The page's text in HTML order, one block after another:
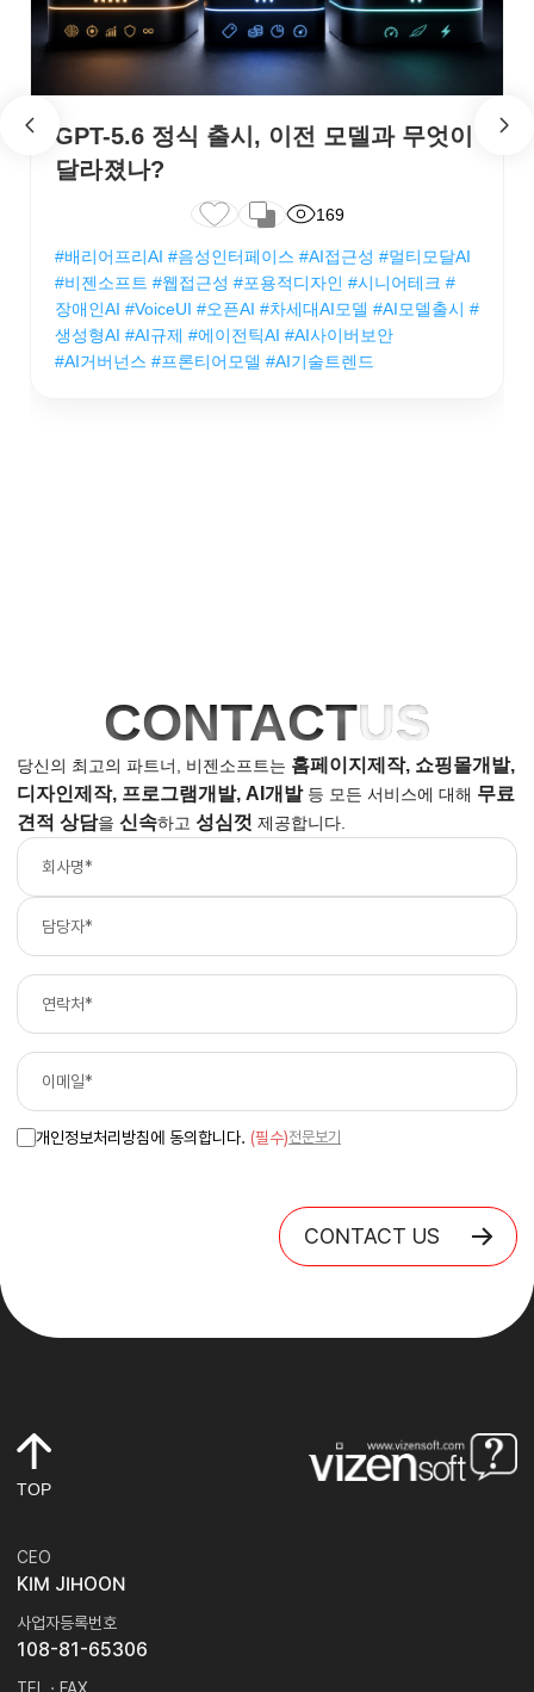
GPT-5.6 정식 출시, 이전 모델과 무엇이
달라졌나?
169
#배리어프리AI #음성인터페이스 #AI접근성 #멀티모달AI
#비젠소프트 #웹접근성 #포용적디자인 #시니어테크 #
장애인AI #VoiceUI #오픈AI #차세대AI모델 #AI모델출시 #
생성형AI #AI규제 #에이전틱AI #AI사이버보안
#AI거버넌스 #프론티어모델 #AI기술트렌드
CONTACTUS
당신의 최고의 파트너, 비젠소프트는 홈페이지제작, 쇼핑몰개발,
디자인제작, 프로그램개발, AI개발등 모든 서비스에 대해 무료
견적 상담을 신속하고 성심껏 제공합니다.
개인정보처리방침에 동의합니다. (필수)전문보기
CONTACT US
TOP
CEO
KIM JIHOON
사업자등록번호
108-81-65306
TEL · FAX